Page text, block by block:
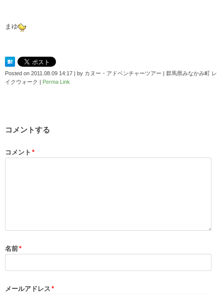
まゆ
Posted on 2011.08.09 14:17 | by カヌー・アドベンチャーツアー | 群馬県みなかみ町 レ
イクウォーク | Perma Link
コメントする
コメント *
名前*
メールアドレス *